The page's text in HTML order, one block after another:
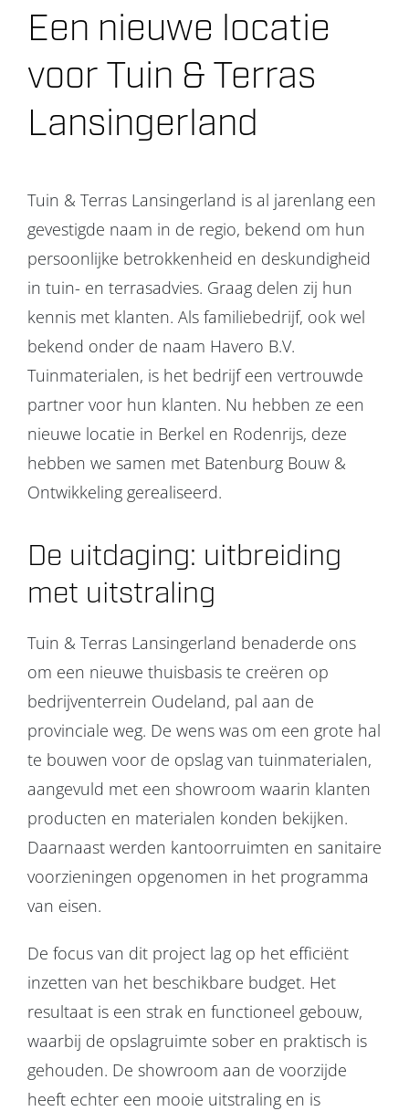
Projecten
Over ons
Een nieuwe locatie
voor Tuin & Terras
Lansingerland
Tuin & Terras Lansingerland is al jarenlang een
gevestigde naam in de regio, bekend om hun
persoonlijke betrokkenheid en deskundigheid
in tuin- en terrasadvies. Graag delen zij hun
kennis met klanten. Als familiebedrijf, ook wel
bekend onder de naam Havero B.V.
Tuinmaterialen, is het bedrijf een vertrouwde
partner voor hun klanten. Nu hebben ze een
nieuwe locatie in Berkel en Rodenrijs, deze
hebben we samen met Batenburg Bouw &
Ontwikkeling gerealiseerd.
De uitdaging: uitbreiding
met uitstraling
Tuin & Terras Lansingerland benaderde ons
om een nieuwe thuisbasis te creëren op
bedrijventerrein Oudeland, pal aan de
provinciale weg. De wens was om een grote hal
te bouwen voor de opslag van tuinmaterialen,
aangevuld met een showroom waarin klanten
producten en materialen konden bekijken.
Daarnaast werden kantoorruimten en sanitaire
voorzieningen opgenomen in het programma
van eisen.
De focus van dit project lag op het efficiënt
inzetten van het beschikbare budget. Het
resultaat is een strak en functioneel gebouw,
waarbij de opslagruimte sober en praktisch is
gehouden. De showroom aan de voorzijde
heeft echter een mooie uitstraling en is